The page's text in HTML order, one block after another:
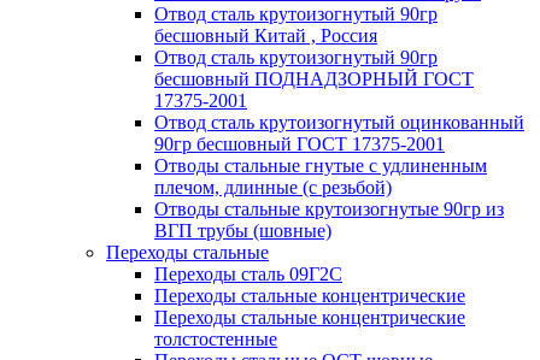
Отвод сталь крутоизогнутый 90гр
бесшовный Китай , Россия
Отвод сталь крутоизогнутый 90гр
бесшовный ПОДНАДЗОРНЫЙ ГОСТ
17375-2001
Отвод сталь крутоизогнутый оцинкованный
90гр бесшовный ГОСТ 17375-2001
Отводы стальные гнутые с удлиненным
плечом, длинные (с резьбой)
Отводы стальные крутоизогнутые 90гр из
ВГП трубы (шовные)
Переходы стальные
Переходы сталь 09Г2С
Переходы стальные концентрические
Переходы стальные концентрические
толстостенные